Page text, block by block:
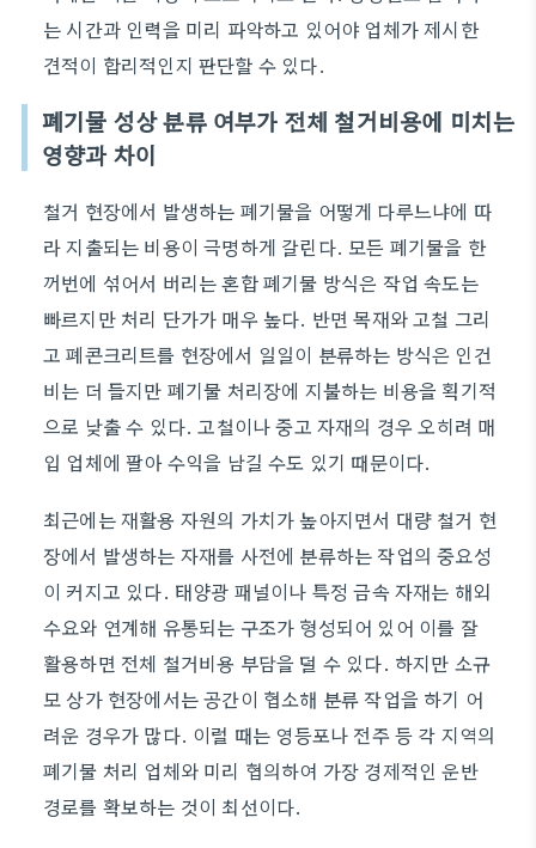
는 시간과 인력을 미리 파악하고 있어야 업체가 제시한
견적이 합리적인지 판단할 수 있다.
폐기물 성상 분류 여부가 전체 철거비용에 미치는
영향과 차이
철거 현장에서 발생하는 폐기물을 어떻게 다루느냐에 따
라 지출되는 비용이 극명하게 갈린다. 모든 폐기물을 한
꺼번에 섞어서 버리는 혼합 폐기물 방식은 작업 속도는
빠르지만 처리 단가가 매우 높다. 반면 목재와 고철 그리
고 폐콘크리트를 현장에서 일일이 분류하는 방식은 인건
비는 더 들지만 폐기물 처리장에 지불하는 비용을 획기적
으로 낮출 수 있다. 고철이나 중고 자재의 경우 오히려 매
입 업체에 팔아 수익을 남길 수도 있기 때문이다.
최근에는 재활용 자원의 가치가 높아지면서 대량 철거 현
장에서 발생하는 자재를 사전에 분류하는 작업의 중요성
이 커지고 있다. 태양광 패널이나 특정 금속 자재는 해외
수요와 연계해 유통되는 구조가 형성되어 있어 이를 잘
활용하면 전체 철거비용 부담을 덜 수 있다. 하지만 소규
모 상가 현장에서는 공간이 협소해 분류 작업을 하기 어
려운 경우가 많다. 이럴 때는 영등포나 전주 등 각 지역의
폐기물 처리 업체와 미리 협의하여 가장 경제적인 운반
경로를 확보하는 것이 최선이다.